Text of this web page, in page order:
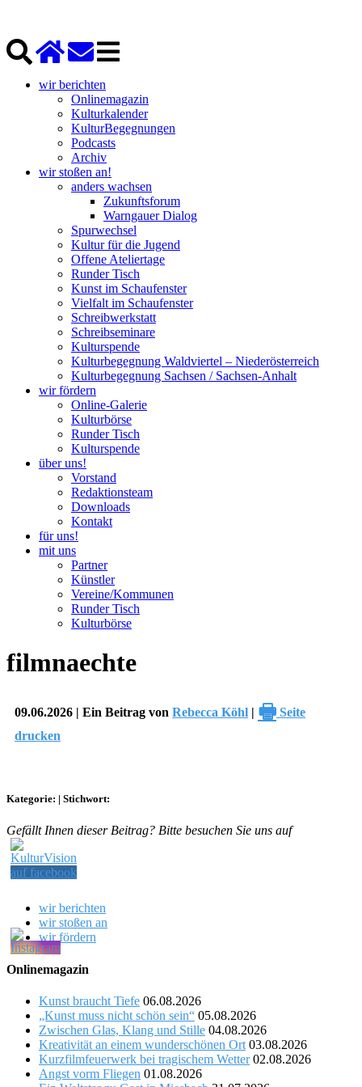
wir berichten
Onlinemagazin
Kulturkalender
KulturBegegnungen
Podcasts
Archiv
wir stoßen an!
anders wachsen
Zukunftsforum
Warngauer Dialog
Spurwechsel
Kultur für die Jugend
Offene Ateliertage
Runder Tisch
Kunst im Schaufenster
Vielfalt im Schaufenster
Schreibwerkstatt
Schreibseminare
Kulturspende
Kulturbegegnung Waldviertel – Niederösterreich
Kulturbegegnung Sachsen / Sachsen-Anhalt
wir fördern
Online-Galerie
Kulturbörse
Runder Tisch
Kulturspende
über uns!
Vorstand
Redaktionsteam
Downloads
Kontakt
für uns!
mit uns
Partner
Künstler
Vereine/Kommunen
Runder Tisch
Kulturbörse
filmnaechte
09.06.2026 | Ein Beitrag von Rebecca Köhl | 🖶 Seite
drucken
Kategorie: | Stichwort:
Gefällt Ihnen dieser Beitrag? Bitte besuchen Sie uns auf
wir berichten
wir stoßen an
wir fördern
Onlinemagazin
Kunst braucht Tiefe 06.08.2026
„Kunst muss nicht schön sein“ 05.08.2026
Zwischen Glas, Klang und Stille 04.08.2026
Kreativität an einem wunderschönen Ort 03.08.2026
Kurzfilmfeuerwerk bei tragischem Wetter 02.08.2026
Angst vorm Fliegen 01.08.2026